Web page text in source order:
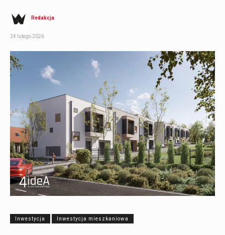
Redakcja
24 lutego 2026
Inwestycja Inwestycja mieszkaniowa